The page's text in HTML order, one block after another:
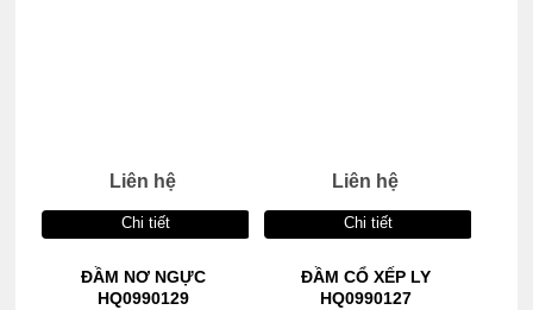
Liên hệ
Chi tiết
Liên hệ
Chi tiết
ĐẦM NƠ NGỰC
HQ0990129
ĐẦM CỔ XẾP LY
HQ0990127